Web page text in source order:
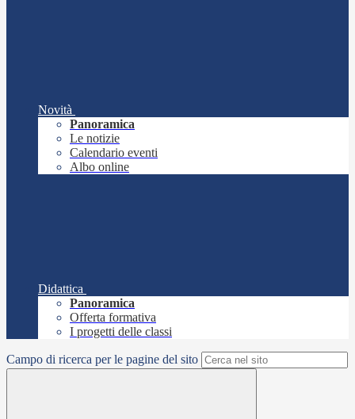
Novità
Panoramica
Le notizie
Calendario eventi
Albo online
Didattica
Panoramica
Offerta formativa
I progetti delle classi
Campo di ricerca per le pagine del sito